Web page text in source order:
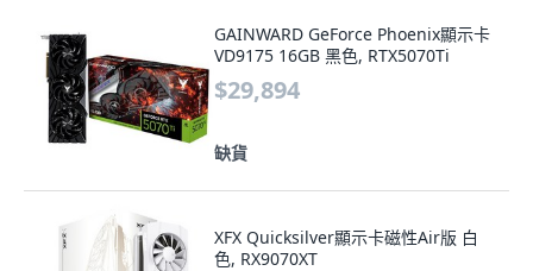
GAINWARD GeForce Phoenix顯示卡
VD9175 16GB 黑色, RTX5070Ti
$29,894
缺貨
XFX Quicksilver顯示卡磁性Air版 白
色, RX9070XT